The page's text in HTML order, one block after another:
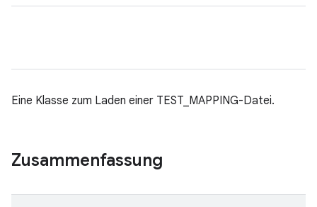
Eine Klasse zum Laden einer TEST_MAPPING-Datei.
Zusammenfassung